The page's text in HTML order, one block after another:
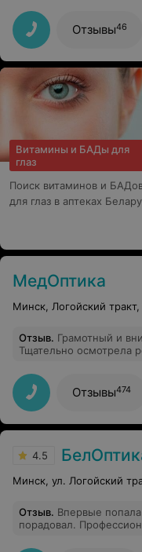
вам,Ирина Сергеевна!
Отзывы46
Витамины и БАДы для
глаз
Поиск витаминов и
для глаз в аптеках
МедОптика
Минск, Логойский тракт,
Отзыв. Грамотный и
Тщательно осмотрела
Отзывы474
4.5
Минск, ул. Логойский
Отзыв. Впервые
порадовал.